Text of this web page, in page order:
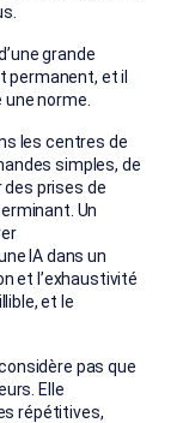
grande
permanent, et il
norme.
les centres de
simples, de
des prises de
Un
IA dans un
et l’exhaustivité
et le
pas que
Elle
répétitives,